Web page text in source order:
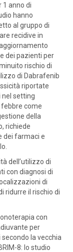
1 anno di
hanno
al gruppo di
recidive in
dei pazienti per
rischio di
di Dabrafenib
riportate
nel setting
come
della
richiede
dei farmaci e
dell’utilizzo di
con diagnosi di
di
ridurre il rischio di
con
per
secondo la vecchia
8: lo studio